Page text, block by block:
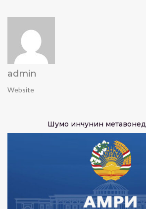
admin
Website
Шумо инчунин метавонед